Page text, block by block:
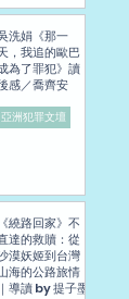
洗娟《那一
，我追的歐巴
為了罪犯》讀
感／喬齊安
亞洲犯罪文壇
《繞路回家》不
達的救贖：從
漠妖姬到台灣
海的公路旅情
｜導讀 by 提子墨